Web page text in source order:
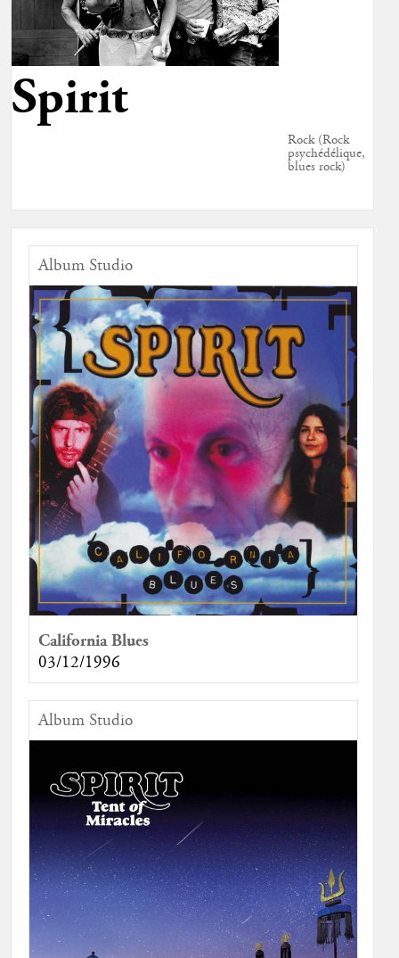
Spirit
Rock (Rock
psychédélique,
blues rock)
Album Studio
California Blues
03/12/1996
Album Studio